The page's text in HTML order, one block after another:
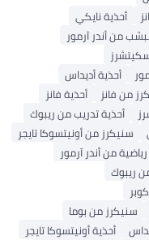
أحذية نايكي
من أندر آرمور
أحذية أديداس
من فانز
أحذية فانز
أحذية تدريب من ريبوك
سنيكرز من أونيتسوكا تايجر
من أندر آرمور
ريبوك
سنيكرز من بوما
أحذية أونيتسوكا تايجر